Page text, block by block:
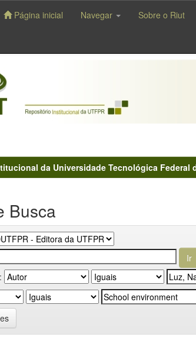
Página inicial Navegar Sobre o Riut
da Universidade Tecnológica Federal
Busca